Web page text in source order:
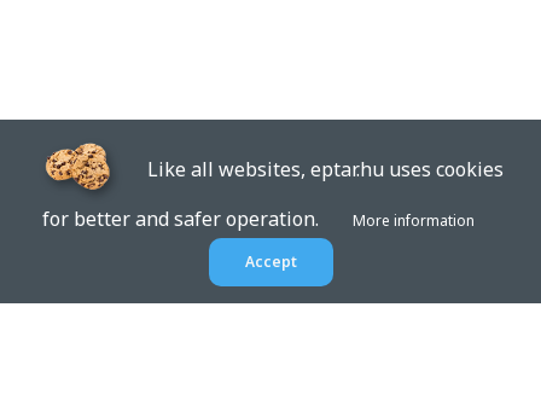
Like all websites, eptar.hu uses cookies
for better and safer operation.
More information
Accept